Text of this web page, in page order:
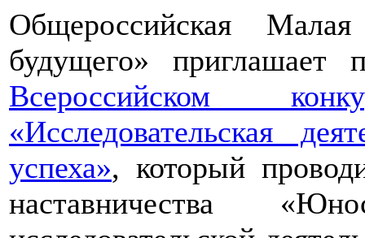
Общероссийская
будущего» приглашает
Всероссийском
«Исследовательская
успеха», который
наставничества